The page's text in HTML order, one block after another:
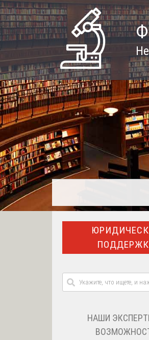
Skip
to
content
НАШИ